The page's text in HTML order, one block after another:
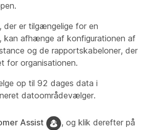
der er tilgængelige for en
kan afhænge af konfigurationen af
og de rapportskabeloner, der
for organisationen.
op til 92 dages data i
datoområdevælger.
Assist
, og klik derefter på